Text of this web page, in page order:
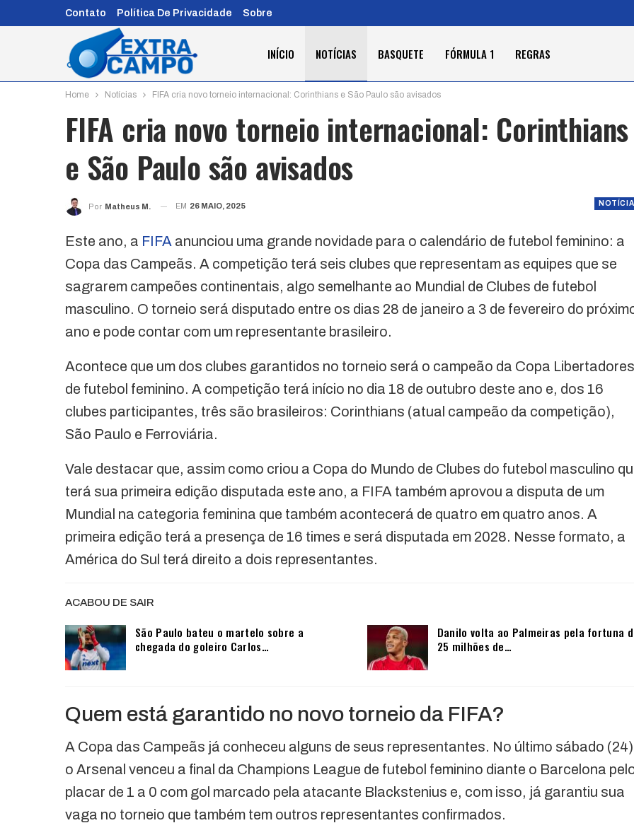
Contato Política De Privacidade Sobre
INÍCIO NOTÍCIAS BASQUETE FÓRMULA 1 REGRAS
Home Notícias FIFA cria novo torneio internacional: Corinthians e São Paulo são avisados
FIFA cria novo torneio internacional: Corinthians
e São Paulo são avisados
Por Matheus M. EM 26 MAIO, 2025
Este ano, a FIFA anunciou uma grande novidade para o calendário de futebol feminino: a
Copa das Campeãs. A competição terá seis clubes que representam as equipes que se
sagrarem campeões continentais, algo semelhante ao Mundial de Clubes de futebol
masculino. O torneio será disputado entre os dias 28 de janeiro a 3 de fevereiro do
ano e pode contar com um representante brasileiro.
Acontece que um dos clubes garantidos no torneio será o campeão da Copa Libertadores
de futebol feminino. A competição terá início no dia 18 de outubro deste ano e, dos 16
clubes participantes, três são brasileiros: Corinthians (atual campeão da competição),
São Paulo e Ferroviária.
Vale destacar que, assim como criou a Copa do Mundo de Clubes do futebol masculino
terá sua primeira edição disputada este ano, a FIFA também aprovou a disputa de um
Mundial na categoria feminina que também acontecerá de quatro em quatro anos. A
primeira edição terá a presença de 16 times e será disputada em 2028. Nesse formato, a
América do Sul terá direito a dois representantes.
ACABOU DE SAIR
São Paulo bateu o martelo sobre a
chegada do goleiro Carlos…
Danilo volta ao Palmeiras pela fortuna
25 milhões de…
Quem está garantido no novo torneio da FIFA?
A Copa das Campeãs já conheceu alguns de seus representantes. No último sábado
o Arsenal venceu a final da Champions League de futebol feminino diante o Barcelona
placar de 1 a 0 com gol marcado pela atacante Blackstenius e, com isso, já garantiu sua
vaga no torneio que também tem outros representantes confirmados.